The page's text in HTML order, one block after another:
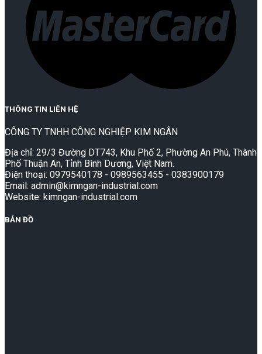
THÔNG TIN LIÊN HỆ
CÔNG TY TNHH CÔNG NGHIỆP KIM NGÂN
Địa chỉ: 29/3 Đường DT743, Khu Phố 2, Phường An Phú, Thành
Phố Thuận An, Tỉnh Bình Dương, Việt Nam.
Điện thoại: 0979540178 - 0989563455 - 0383900179
Email: admin@kimngan-industrial.com
Website: kimngan-industrial.com
BẢN ĐỒ